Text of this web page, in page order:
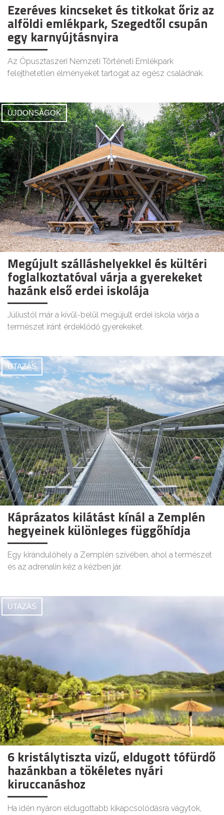
Ezeréves kincseket és titkokat őriz az
alföldi emlékpark, Szegedtől csupán
egy karnyújtásnyira
Az Ópusztaszeri Nemzeti Történeti Emlékpark
felejthetetlen élményeket tartogat az egész családnak.
ÚJDONSÁGOK
Megújult szálláshelyekkel és kültéri
foglalkoztatóval várja a gyerekeket
hazánk első erdei iskolája
Júliustól már a kívül-belül megújult erdei iskola várja a
természet iránt érdeklődő gyerekeket.
UTAZÁS
Káprázatos kilátást kínál a Zemplén
hegyeinek különleges függőhídja
Egy kirándulóhely a Zemplén szívében, ahol a természet
és az adrenalin kéz a kézben jár.
UTAZÁS
6 kristálytiszta vizű, eldugott tófürdő
hazánkban a tökéletes nyári
kiruccanáshoz
Ha idén nyáron eldugottabb kikapcsolódásra vágytok,